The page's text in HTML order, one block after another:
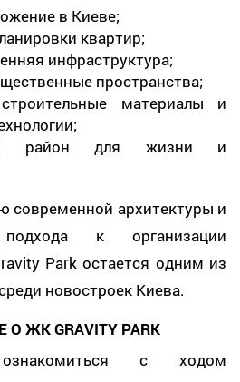
в Киеве;
квартир;
инфраструктура;
пространства;
материалы и
район для жизни и
современной архитектуры и
подхода к организации
Park остается одним из
новостроек Киева.
ЖК GRAVITY PARK
с ходом